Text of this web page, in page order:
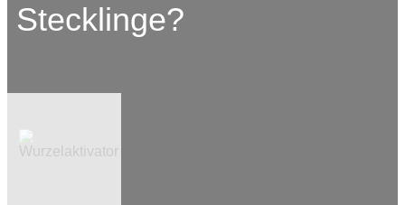
Stecklinge?